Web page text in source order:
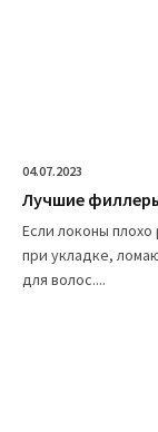
04.07.2023
Лучшие
Если локоны
при укладке,
для волос....